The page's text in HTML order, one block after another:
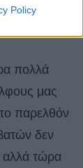
Policy
κρίση
πολλά
μας
παρελθόν
δεν
αλλά τώρα